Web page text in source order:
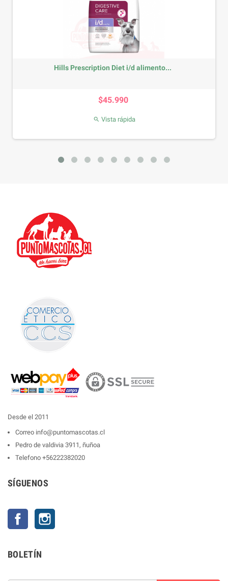
Hills Prescription Diet i/d alimento...
$45.990
 Vista rápida
Desde el 2011
Correo info@puntomascotas.cl
Pedro de valdivia 3911, ñuñoa
Telefono +56222382020
SÍGUENOS
Facebook
BOLETÍN